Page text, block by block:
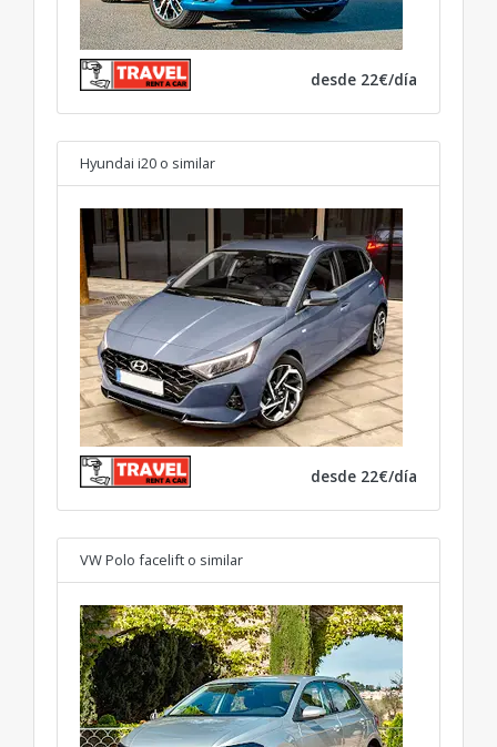
desde 22€/día
Hyundai i20 o similar
desde 22€/día
VW Polo facelift o similar